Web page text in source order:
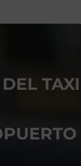
TAXI